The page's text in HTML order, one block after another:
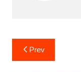
Post
navigation
Prev